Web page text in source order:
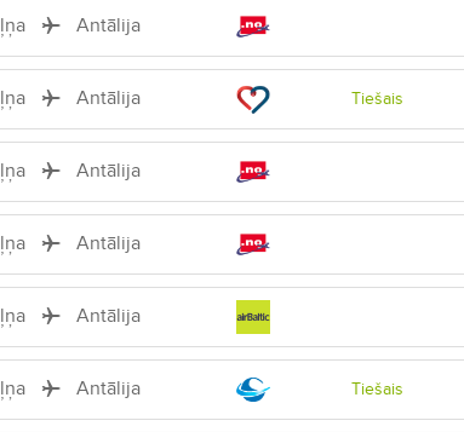
Antālija
Antālija Tiešais
Antālija
Antālija
Antālija
Antālija Tiešais